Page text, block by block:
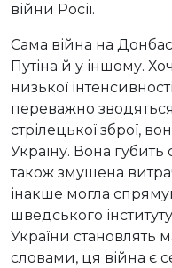
війни Росії.
Сама війна на
Путіна й у іншому.
низької
переважно зводяться
стрілецької зброї,
Україну. Вона губить
також змушена
інакше могла
шведського
України
словами, ця війна є